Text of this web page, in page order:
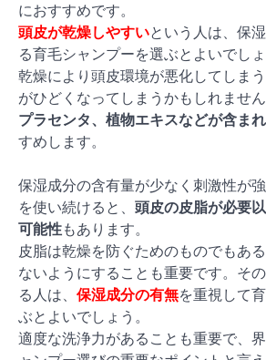
におすすめです。
頭皮が乾燥しやすいという人は、保
る育毛シャンプーを選ぶとよいでしょ
乾燥により頭皮環境が悪化してしま
がひどくなってしまうかもしれません
プラセンタ、植物エキスなどが含ま
すめします。
保湿成分の含有量が少なく刺激性が
を使い続けると、 頭皮の皮脂が必要
可能性もあります。
皮脂は乾燥を防ぐためのものでもあ
ないようにすることも重要です。そ
る人は、 保湿成分の有無を重視して
ぶとよいでしょう。
適度な洗浄力があることも重要で、